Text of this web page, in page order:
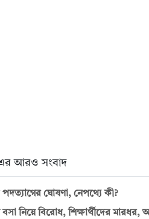
আরও সংবাদ
ঘোষণা, নেপথ্যে কী?
বসা নিয়ে বিরোধ, শিক্ষার্থীদের মারধর,